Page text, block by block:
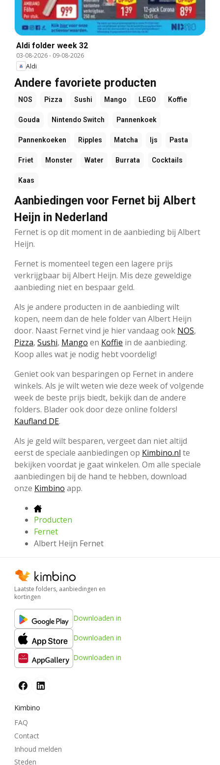
Aldi folder week 32
03-08-2026- 09-08-2026
Aldi
Andere favoriete producten
NOS Pizza Sushi Mango LEGO Koffie
Gouda Nintendo Switch Pannenkoek
Pannenkoeken Ripples Matcha Ijs Pasta
Friet Monster Water Burrata Cocktails
Kaas
Aanbiedingen voor Fernet bij Albert
Heijn in Nederland
Fernet is op dit moment in de aanbieding bij Albert
Heijn.
Fernet is momenteel tegen een lagere prijs
verkrijgbaar bij Albert Heijn. Mis deze geweldige
aanbieding niet en bespaar geld.
Als je andere producten in de aanbieding wilt
kopen, neem dan de hele folder van Albert Heijn
door. Naast Fernet vind je hier vandaag ook NOS,
Pizza, Sushi, Mango en Koffie in de aanbieding.
Koop alles wat je nodig hebt voordelig!
Geniet ook van besparingen op Fernet in andere
winkels. Als je wilt weten wie deze week of volgende
week de beste prijs biedt, bekijk dan de andere
folders. Blader ook door deze online folders!
Kaufland DE.
Als je geld wilt besparen, vergeet dan niet altijd
eerst de speciale aanbiedingen op Kimbino.nl te
bekijken voordat je gaat winkelen. Om alle speciale
aanbiedingen bij de hand te hebben, download
onze Kimbino app.
Producten
Fernet
Albert Heijn Fernet
Laatste folders, aanbiedingen en
kortingen
Downloaden in
Downloaden in
Downloaden in
Kimbino
FAQ
Contact
Inhoud melden
Steden